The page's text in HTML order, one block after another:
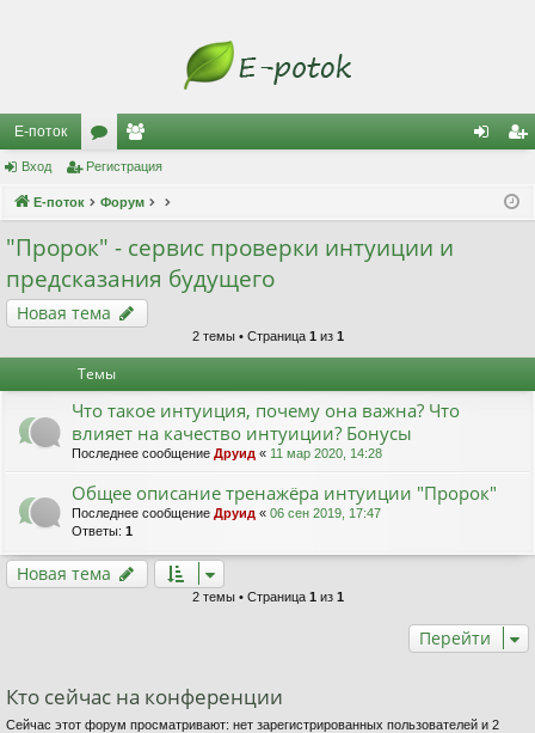
Е-поток
ор
ум
ы
ол
ьз
ат
ел
ис
Вход Регистрация
Е-поток Форум
"Пророк" - сервис проверки интуиции и
предсказания будущего
Новая тема
2 темы • Страница 1 из 1
Темы
Что такое интуиция, почему она важна? Что
влияет на качество интуиции? Бонусы
Последнее сообщение Друид « 11 мар 2020, 14:28
Общее описание тренажёра интуиции "Пророк"
Последнее сообщение Друид « 06 сен 2019, 17:47
Ответы: 1
Новая тема
2 темы • Страница 1 из 1
Перейти
Кто сейчас на конференции
Сейчас этот форум просматривают: нет зарегистрированных пользователей и 2